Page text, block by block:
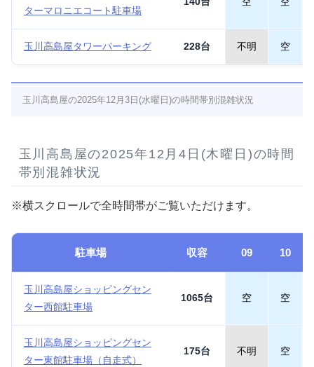
ターマロニエコート駐車場
玉川高島屋タワーパーキング 228台 不明 空
玉川高島屋の2025年12月3日(水曜日)の時間帯別混雑状況
玉川高島屋の2025年12月4日(木曜日)の時間
帯別混雑状況
※横スクロールで全時間帯がご覧いただけます。
駐車場 収容 09 10
玉川高島屋ショッピングセン
ター西館駐車場
1065台 空 空
玉川高島屋ショッピングセン
ター東館駐車場（自走式）
175台 不明 空